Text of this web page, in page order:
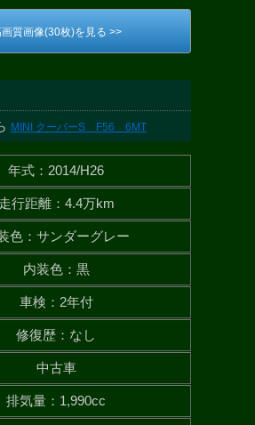
質画像(30枚)を見る >>
MINI クーパーS F56 6MT
年式 ： 2014/H26
走行距離： 4.4万km
色： サンダーグレー
内装色： 黒
車検 ： 2年付
修復歴 ： なし
中古車
排気量 ： 1,990cc